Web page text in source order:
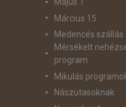
Március 15
Medencés szállás
Mérsékelt
program
Mikulás
Nászutasoknak